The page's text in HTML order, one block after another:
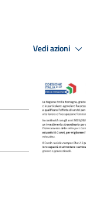
Vedi azioni